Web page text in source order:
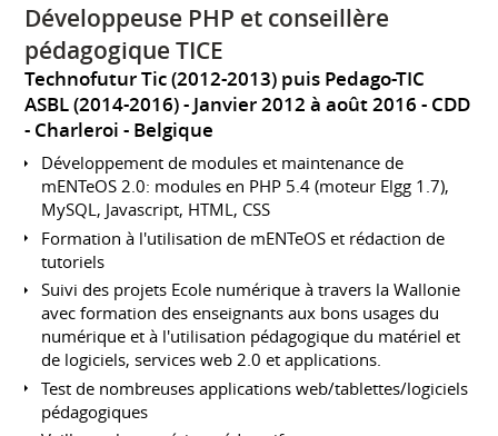
Développeuse PHP et conseillère
pédagogique TICE
Technofutur Tic (2012-2013) puis Pedago-TIC
ASBL (2014-2016)
Janvier 2012 à août 2016 CDD
Charleroi
Belgique
Développement de modules et maintenance de
mENTeOS 2.0: modules en PHP 5.4 (moteur Elgg 1.7),
MySQL, Javascript, HTML, CSS
Formation à l'utilisation de mENTeOS et rédaction de
tutoriels
Suivi des projets Ecole numérique à travers la Wallonie
avec formation des enseignants aux bons usages du
numérique et à l'utilisation pédagogique du matériel et
de logiciels, services web 2.0 et applications.
Test de nombreuses applications web/tablettes/logiciels
pédagogiques